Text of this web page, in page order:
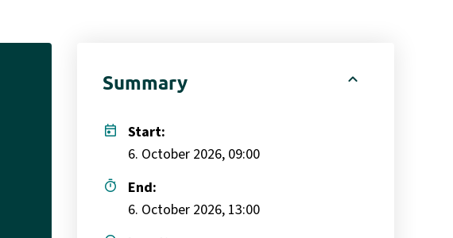
Summary expand_less
today
Start:
6. October 2026, 09:00
timer
End:
6. October 2026, 13:00